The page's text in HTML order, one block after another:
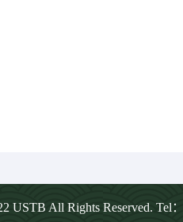
USTB All Rights Reserved. Tel